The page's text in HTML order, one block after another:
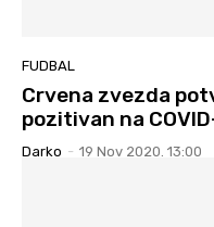
FUDBAL
Crvena zvezda
pozitivan na
Darko - 19 Nov 2020. 13:00